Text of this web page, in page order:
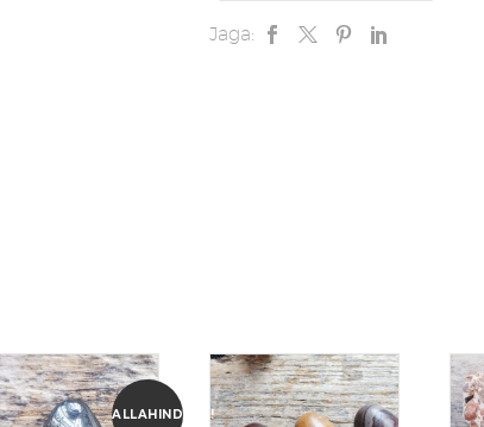
Jaga:
ALLAHINDLUS!